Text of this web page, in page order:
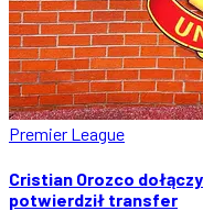
Premier League
Cristian Orozco
potwierdził transfer